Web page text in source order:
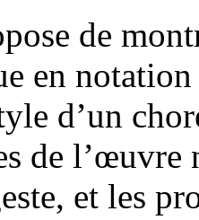
de
en
d’un
de l’œuvre
et les